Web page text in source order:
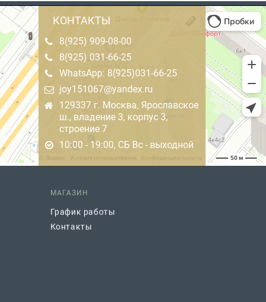
КОНТАКТЫ
8(925) 909-08-00
8(925) 031-66-25
WhatsApp: 8(925)031-66-25
joy151067@yandex.ru
129337 г. Москва, Ярославское
ш., владение 3, корпус 3,
строение 7
10:00 - 19:00, СБ Вс - выходной
МАГАЗИН
График работы
Контакты